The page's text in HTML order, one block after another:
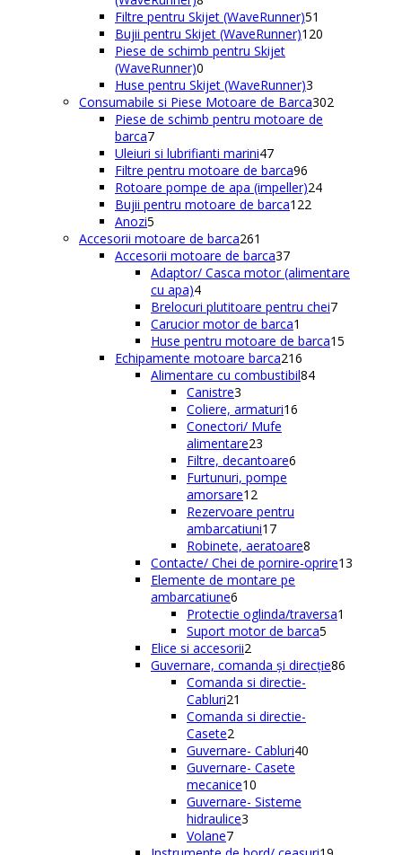
produse
Filtre pentru Skijet (WaveRunner)51
de
Bujii pentru Skijet (WaveRunner)120
Piese de schimb pentru Skijet
(WaveRunner)0
produse
Huse pentru Skijet (WaveRunner)3
produse
Consumabile si Piese Motoare de Barca302
Piese de schimb pentru motoare de
barca77
produse
Uleiuri si lubrifianti marini4747
de
produse
Filtre pentru motoare de barca96
de
produse
Rotoare pompe de apa (impeller)2424
Bujii pentru motoare de barca122
Anozi5
produse
Accesorii motoare de barca261
de
produse
Accesorii motoare de barca3737
de
Adaptor/ Casca motor (alimentare
cu apa)44
produse
Brelocuri plutitoare pentru chei77
Carucior motor de barca1
produs
Huse pentru motoare de barca15
Echipamente motoare barca216
produse
Alimentare cu combustibil8484
Canistre3
produse
Coliere, armaturi16
Conectori/ Mufe
alimentare23
de
produse
Filtre, decantoare6
Furtunuri, pompe
amorsare12
produse
Rezervoare pentru
ambarcatiuni1717
produse
Robinete, aeratoare8
produse
Contacte/ Chei de pornire-oprire13
Elemente de montare pe
ambarcatiune6
produse
Protectie oglinda/traversa1
Suport motor de barca5
Elice si accesorii2
produse
Guvernare, comanda și direcție86
Comanda si directie-
Cabluri21
de
Comanda si directie-
Casete2
produse
Guvernare- Cabluri40
Guvernare- Casete
mecanice10
produse
Guvernare- Sisteme
hidraulice3
Volane77